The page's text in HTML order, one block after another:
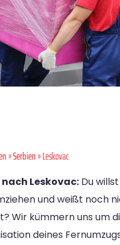
»Serbien» Leskovac
Leskovac: Du
und weißt noch
Wir kümmern uns um
deines